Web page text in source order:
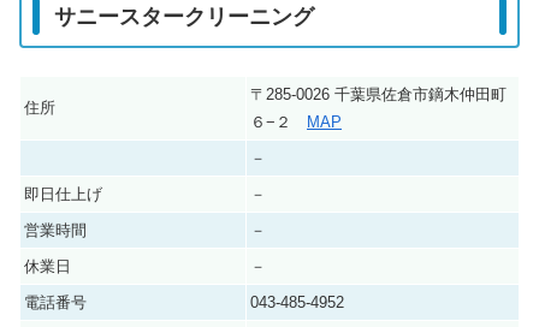
サニースタークリーニング
住所
〒285-0026 千葉県佐倉市鏑木仲田町
６−２ MAP
－
即日仕上げ
－
営業時間
－
休業日
－
電話番号
043-485-4952